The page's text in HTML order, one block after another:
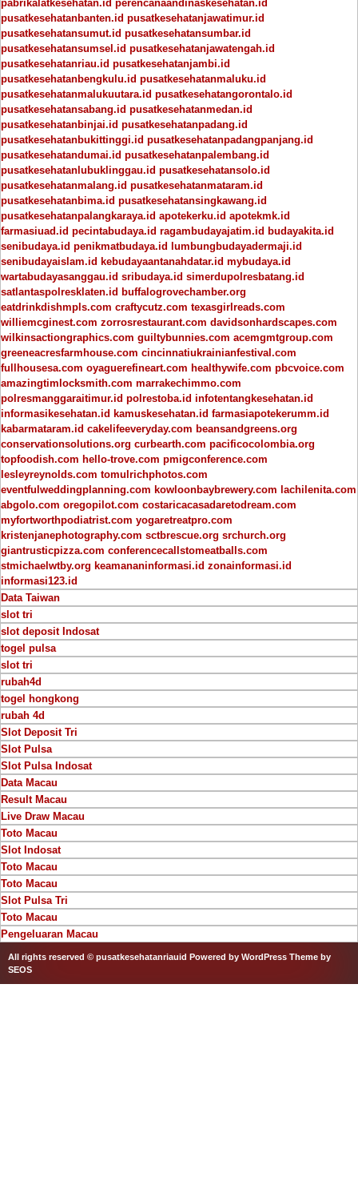
pabrikalatkesehatan.id perencanaandinaskesehatan.id
pusatkesehatanbanten.id pusatkesehatanjawatimur.id
pusatkesehatansumut.id pusatkesehatansumbar.id
pusatkesehatansumsel.id pusatkesehatanjawatengah.id
pusatkesehatanriau.id pusatkesehatanjambi.id
pusatkesehatanbengkulu.id pusatkesehatanmaluku.id
pusatkesehatanmalukuutara.id pusatkesehatangorontalo.id
pusatkesehatansabang.id pusatkesehatanmedan.id
pusatkesehatanbinjai.id pusatkesehatanpadang.id
pusatkesehatanbukittinggi.id pusatkesehatanpadangpanjang.id
pusatkesehatandumai.id pusatkesehatanpalembang.id
pusatkesehatanlubuklinggau.id pusatkesehatansolo.id
pusatkesehatanmalang.id pusatkesehatanmataram.id
pusatkesehatanbima.id pusatkesehatansingkawang.id
pusatkesehatanpalangkaraya.id apotekerku.id apotekmk.id
farmasiuad.id pecintabudaya.id ragambudayajatim.id budayakita.id
senibudaya.id penikmatbudaya.id
lumbungbudayadermaji.id
senibudayaislam.id kebudayaantanahdatar.id mybudaya.id
wartabudayasanggau.id sribudaya.id simerdupolresbatang.id
satlantaspolresklaten.id buffalogrovechamber.org
eatdrinkdishmpls.com craftycutz.com texasgirlreads.com
williemcginest.com zorrosrestaurant.com davidsonhardscapes.com
wilkinsactiongraphics.com guiltybunnies.com acemgmtgroup.com
greeneacresfarmhouse.com cincinnatiukrainianfestival.com
fullhousesa.com oyaguerefineart.com healthywife.com pbcvoice.com
amazingtimlocksmith.com marrakechimmo.com
polresmanggaraitimur.id polrestoba.id infotentangkesehatan.id
informasikesehatan.id kamuskesehatan.id farmasiapotekerumm.id
kabarmataram.id cakelifeeveryday.com beansandgreens.org
conservationsolutions.org curbearth.com pacificocolombia.org
topfoodish.com hello-trove.com pmigconference.com
lesleyreynolds.com tomulrichphotos.com
eventfulweddingplanning.com kowloonbaybrewery.com lachilenita.com
abgolo.com oregopilot.com costaricacasadaretodream.com
myfortworthpodiatrist.com yogaretreatpro.com
kristenjanephotography.com sctbrescue.org srchurch.org
giantrusticpizza.com conferencecallstomeatballs.com
stmichaelwtby.org keamananinformasi.id zonainformasi.id
informasi123.id
Data Taiwan
slot tri
slot deposit Indosat
togel pulsa
slot tri
rubah4d
togel hongkong
rubah 4d
Slot Deposit Tri
Slot Pulsa
Slot Pulsa Indosat
Data Macau
Result Macau
Live Draw Macau
Toto Macau
Slot Indosat
Toto Macau
Toto Macau
Slot Pulsa Tri
Toto Macau
Pengeluaran Macau
All rights reserved © pusatkesehatanriauid Powered by WordPress Theme by
SEOS